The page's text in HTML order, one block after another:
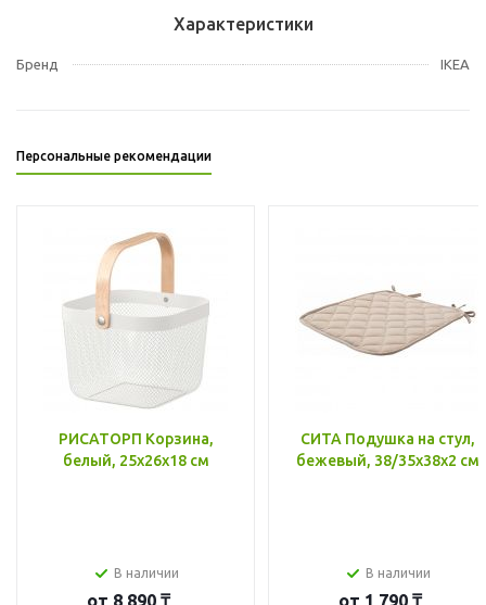
Характеристики
Бренд IKEA
Персональные рекомендации
РИСАТОРП Корзина,
белый, 25x26x18 см
В наличии
от 8 890 ₸
СИТА Подушка на стул,
бежевый, 38/35x38x2 см
В наличии
от 1 790 ₸